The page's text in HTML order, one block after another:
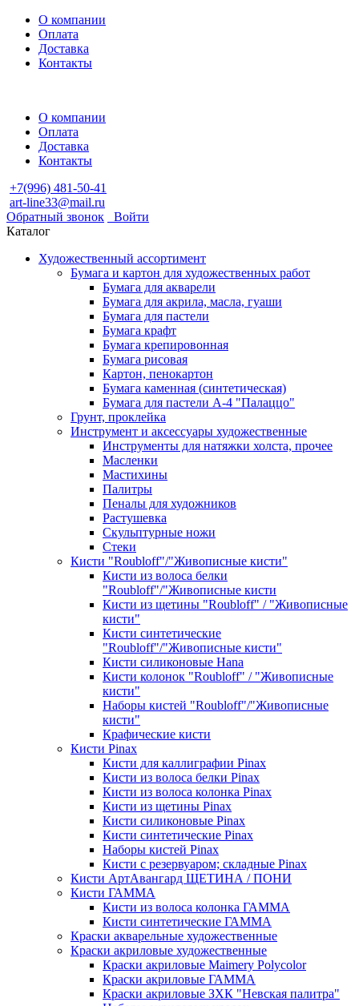
О компании
Оплата
Доставка
Контакты
О компании
Оплата
Доставка
Контакты
+7(996) 481-50-41
art-line33@mail.ru
Обратный звонок
Войти
Каталог
Художественный ассортимент
Бумага и картон для художественных работ
Бумага для акварели
Бумага для акрила, масла, гуаши
Бумага для пастели
Бумага крафт
Бумага крепировонная
Бумага рисовая
Картон, пенокартон
Бумага каменная (синтетическая)
Бумага для пастели А-4 "Палаццо"
Грунт, проклейка
Инструмент и аксессуары художественные
Инструменты для натяжки холста, прочее
Масленки
Мастихины
Палитры
Пеналы для художников
Растушевка
Скульптурные ножи
Стеки
Кисти "Roubloff"/"Живописные кисти"
Кисти из волоса белки
"Roubloff"/"Живописные кисти
Кисти из щетины "Roubloff" / "Живописные
кисти"
Кисти синтетические
"Roubloff"/"Живописные кисти"
Кисти силиконовые Hana
Кисти колонок "Roubloff" / "Живописные
кисти"
Наборы кистей "Roubloff"/"Живописные
кисти"
Крафические кисти
Кисти Pinax
Кисти для каллиграфии Pinax
Кисти из волоса белки Pinax
Кисти из волоса колонка Pinax
Кисти из щетины Pinax
Кисти силиконовые Pinax
Кисти синтетические Pinax
Наборы кистей Pinax
Кисти с резервуаром; складные Pinax
Кисти АртАвангард ЩЕТИНА / ПОНИ
Кисти ГАММА
Кисти из волоса колонка ГАММА
Кисти синтетические ГАММА
Краски акварельные художественные
Краски акриловые художественные
Краски акриловые Maimery Polycolor
Краски акриловые ГАММА
Краски акриловые ЗХК "Невская палитра"